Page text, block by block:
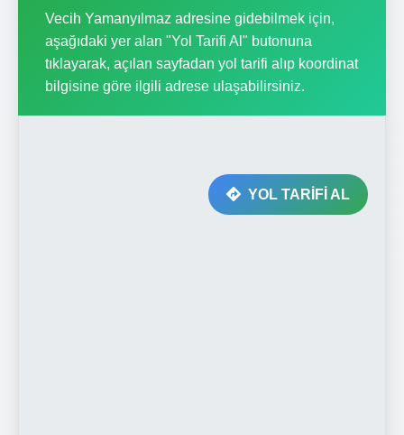
Vecih Yamanyılmaz adresine gidebilmek için,
aşağıdaki yer alan "Yol Tarifi Al" butonuna
tıklayarak, açılan sayfadan yol tarifi alıp koordinat
bilgisine göre ilgili adrese ulaşabilirsiniz.
YOL TARİFİ AL